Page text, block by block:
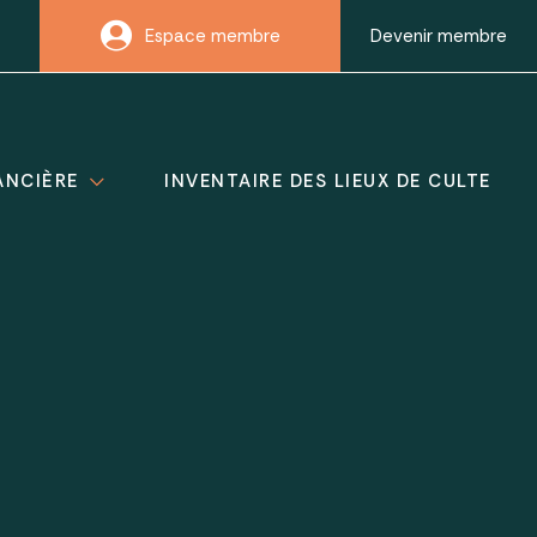
Espace membre Devenir membre
INVENTAIRE DES LIEUX DE CULTE